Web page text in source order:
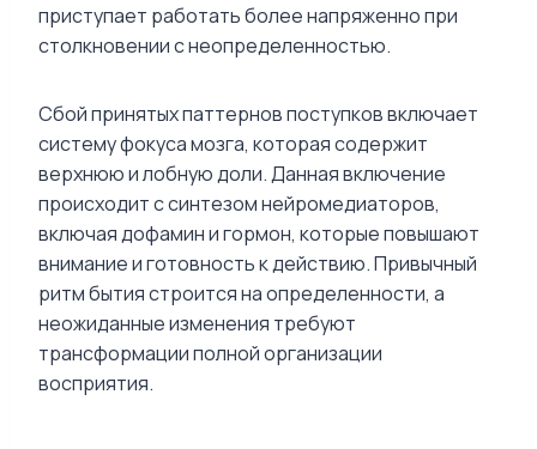
приступает работать более напряженно при
столкновении с неопределенностью.
Сбой принятых паттернов поступков включает
систему фокуса мозга, которая содержит
верхнюю и лобную доли. Данная включение
происходит с синтезом нейромедиаторов,
включая дофамин и гормон, которые повышают
внимание и готовность к действию. Привычный
ритм бытия строится на определенности, а
неожиданные изменения требуют
трансформации полной организации
восприятия.